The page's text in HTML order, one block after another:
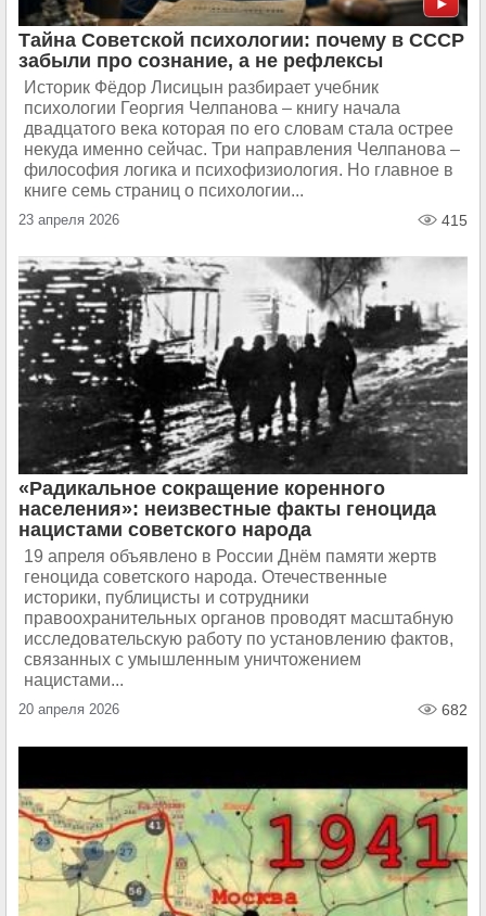
Тайна Советской психологии: почему в СССР
забыли про сознание, а не рефлексы
Историк Фёдор Лисицын разбирает учебник
психологии Георгия Челпанова – книгу начала
двадцатого века которая по его словам стала острее
некуда именно сейчас. Три направления Челпанова –
философия логика и психофизиология. Но главное в
книге семь страниц о психологии...
23 апреля 2026 415
«Радикальное сокращение коренного
населения»: неизвестные факты геноцида
нацистами советского народа
19 апреля объявлено в России Днём памяти жертв
геноцида советского народа. Отечественные
историки, публицисты и сотрудники
правоохранительных органов проводят масштабную
исследовательскую работу по установлению фактов,
связанных с умышленным уничтожением
нацистами...
20 апреля 2026 682